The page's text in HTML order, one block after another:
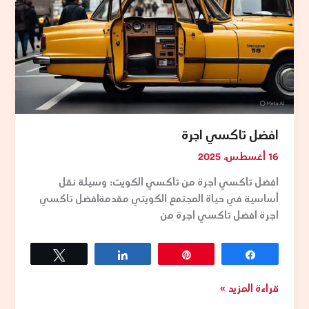
الطرق
الأقصر
والأكثر
كفاءة
للوصول
إلى
الوجهة
أسرع
وقت
يتميز
التاكسي
بتسعير
وبسيط،
حيث
يتم
افضل تاكسي اجرة
16 أغسطس، 2025
افضل تاكسي اجرة من تاكسي الكويت: وسيلة نقل
أساسية في حياة المجتمع الكويتي مقدمةافضل تاكسي
اجرة افضل تاكسي اجرة من
قراءة المزيد »